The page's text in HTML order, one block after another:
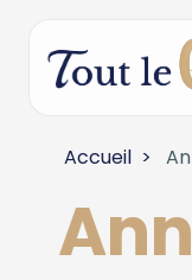
Accueil